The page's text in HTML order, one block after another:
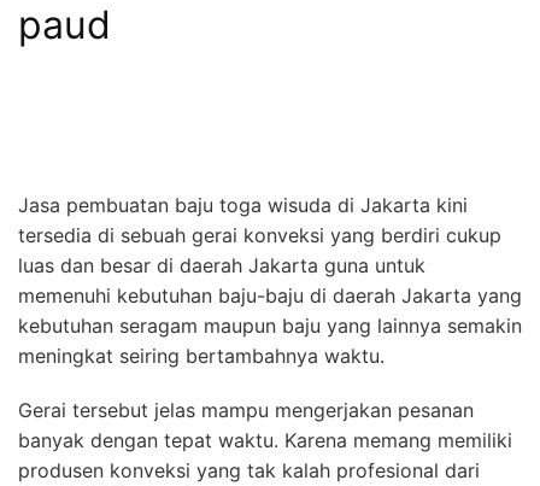
paud
Jasa pembuatan baju toga wisuda di Jakarta kini
tersedia di sebuah gerai konveksi yang berdiri cukup
luas dan besar di daerah Jakarta guna untuk
memenuhi kebutuhan baju-baju di daerah Jakarta yang
kebutuhan seragam maupun baju yang lainnya semakin
meningkat seiring bertambahnya waktu.
Gerai tersebut jelas mampu mengerjakan pesanan
banyak dengan tepat waktu. Karena memang memiliki
produsen konveksi yang tak kalah profesional dari